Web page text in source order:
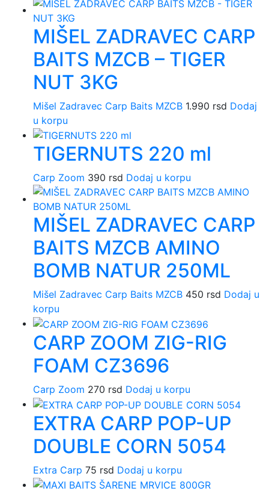
MIŠEL ZADRAVEC CARP
BAITS MZCB – TIGER
NUT 3KG
Mišel Zadravec Carp Baits MZCB 1.990 rsd Dodaj
u korpu
TIGERNUTS 220 ml
Carp Zoom 390 rsd Dodaj u korpu
MIŠEL ZADRAVEC CARP
BAITS MZCB AMINO
BOMB NATUR 250ML
Mišel Zadravec Carp Baits MZCB 450 rsd Dodaj u
korpu
CARP ZOOM ZIG-RIG
FOAM CZ3696
Carp Zoom 270 rsd Dodaj u korpu
EXTRA CARP POP-UP
DOUBLE CORN 5054
Extra Carp 75 rsd Dodaj u korpu